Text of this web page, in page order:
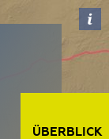
ÜBERBLICK